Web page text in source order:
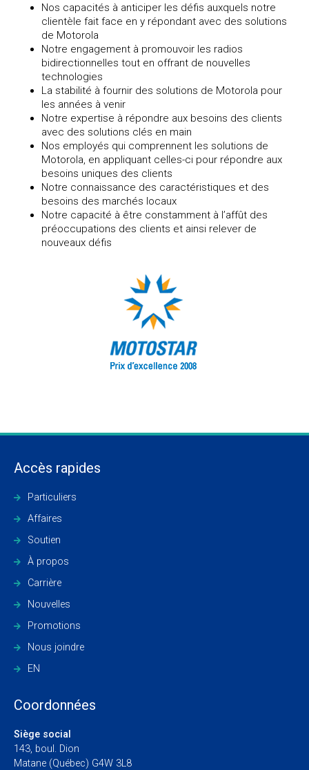
Nos capacités à anticiper les défis auxquels notre
clientèle fait face en y répondant avec des solutions
de Motorola
Notre engagement à promouvoir les radios
bidirectionnelles tout en offrant de nouvelles
technologies
La stabilité à fournir des solutions de Motorola pour
les années à venir
Notre expertise à répondre aux besoins des clients
avec des solutions clés en main
Nos employés qui comprennent les solutions de
Motorola, en appliquant celles-ci pour répondre aux
besoins uniques des clients
Notre connaissance des caractéristiques et des
besoins des marchés locaux
Notre capacité à être constamment à l’affût des
préoccupations des clients et ainsi relever de
nouveaux défis
Accès rapides
Particuliers
Affaires
Soutien
À propos
Carrière
Nouvelles
Promotions
Nous joindre
EN
Coordonnées
Siège social
143, boul. Dion
Matane (Québec) G4W 3L8